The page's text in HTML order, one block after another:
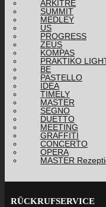
ARKITRE
SUMMIT
MEDLEY
US
PROGRESS
ZEUS
KOMPAS
PRAKTIKO
BE
PASTELLO
IDEA
TIMELY
MASTER
SEGNO
DUETTO
MEETING
GRAFFITI
CONCERTO
OPERA
MASTER
RÜCKRUFSERVICE